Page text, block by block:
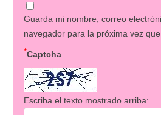
Guarda mi nombre, correo
navegador para la próxima vez que
Captcha
*
Escriba el texto mostrado arriba: